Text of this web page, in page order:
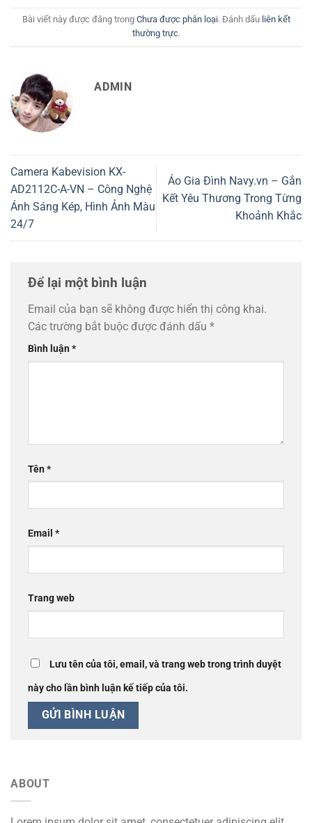
Bài viết này được đăng trong Chưa được phân loại. Đánh dấu liên kết
thường trực.
ADMIN
Camera Kabevision KX-
AD2112C-A-VN – Công Nghệ
Ánh Sáng Kép, Hình Ảnh Màu
24/7
Áo Gia Đình Navy.vn – Gắn
Kết Yêu Thương Trong Từng
Khoảnh Khắc
Để lại một bình luận
Email của bạn sẽ không được hiển thị công khai.
Các trường bắt buộc được đánh dấu *
Bình luận*
Tên*
Email *
Trang web
Lưu tên của tôi, email, và trang web trong trình duyệt
này cho lần bình luận kế tiếp của tôi.
ABOUT